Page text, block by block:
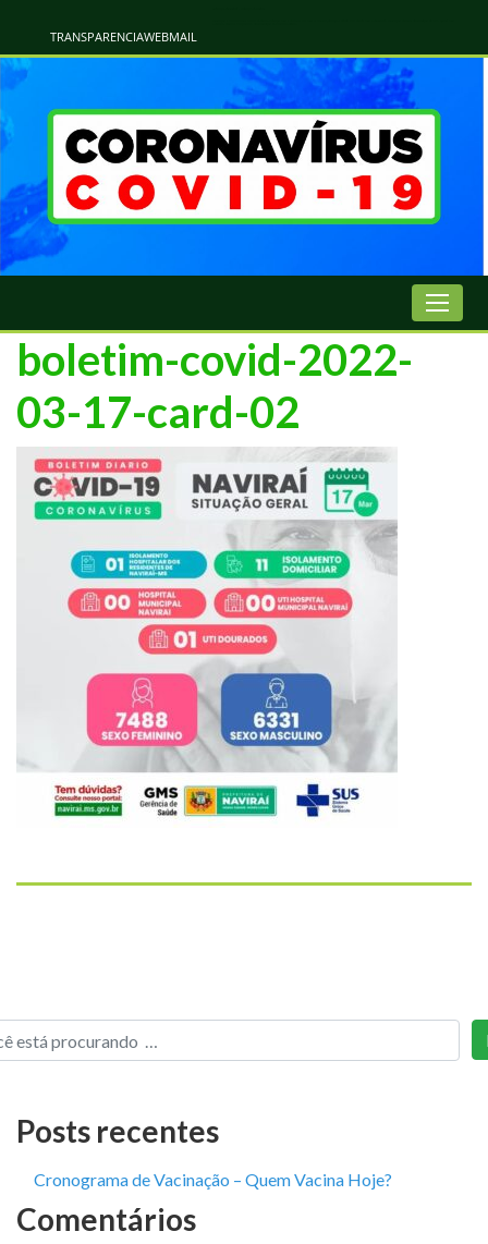
TRANSPARENCIAWEBMAIL
boletim-covid-2022-
03-17-card-02
Posts recentes
Cronograma de Vacinação – Quem Vacina Hoje?
Comentários